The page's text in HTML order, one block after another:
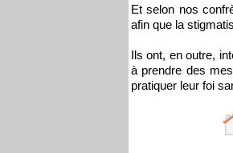
Et selon nos
afin que la
Ils ont, en outre,
à prendre des
pratiquer leur foi